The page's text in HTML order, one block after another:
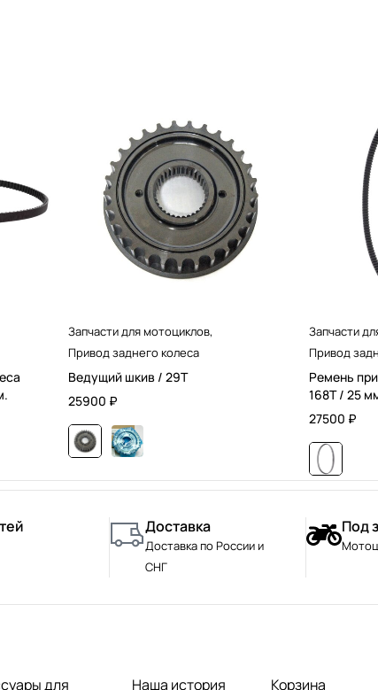
Запчасти для мотоциклов,
Привод заднего колеса
Ведущий шкив / 29T
25900 ₽
Запчасти
Привод
Ремень
168T / 25
27500 ₽
Доставка
Доставка по России и
СНГ
Под
для Наша история Корзина